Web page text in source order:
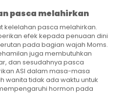
pasca melahirkan
kelelahan pasca melahirkan.
efek kepada penuaan dini
pada bagian wajah Moms.
juga membutuhkan
dan sesudahnya pasca
ASI dalam masa-masa
wanita tidak ada waktu untuk
hormon pada